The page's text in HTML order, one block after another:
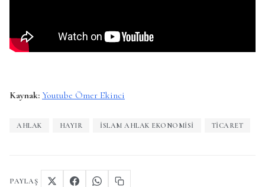
Kaynak: Youtube Ömer Ekinci
AHLAK HAYIR İSLAM AHLAK EKONOMISI TICARET
PAYLAŞ